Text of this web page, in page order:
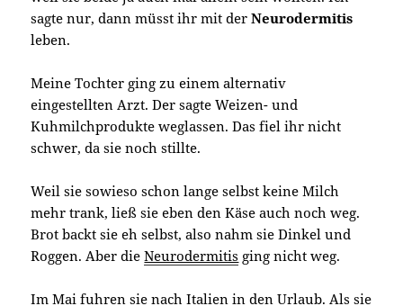
sagte nur, dann müsst ihr mit derNeurodermitis
leben.
Meine Tochter ging zu einem alternativ
eingestellten Arzt. Der sagte Weizen- und
Kuhmilchprodukte weglassen. Das fiel ihr nicht
schwer, da sie noch stillte.
Weil sie sowieso schon lange selbst keine Milch
mehr trank, ließ sie eben den Käse auch noch weg.
Brot backt sie eh selbst, also nahm sie Dinkel und
Roggen. Aber dieNeurodermitis ging nicht weg.
Im Mai fuhren sie nach Italien in den Urlaub. Als sie